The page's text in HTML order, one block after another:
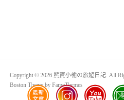
Copyright © 2026 熊寶小榆の旅遊日記. All
Boston Theme by FameThemes